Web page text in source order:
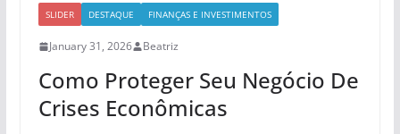
SLIDER DESTAQUE FINANÇAS E INVESTIMENTOS
January 31, 2026 Beatriz
Como Proteger Seu Negócio De
Crises Econômicas